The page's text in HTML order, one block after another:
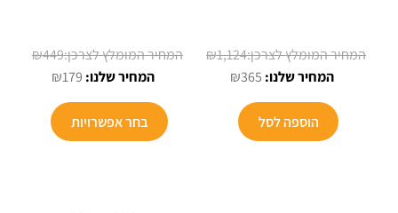
₪1,124
המחיר
המקורי
היה:
₪1,124.
₪365
הוספה לסל
₪449
₪179
הוא:
בחר אפשרויות
למוצר
זה